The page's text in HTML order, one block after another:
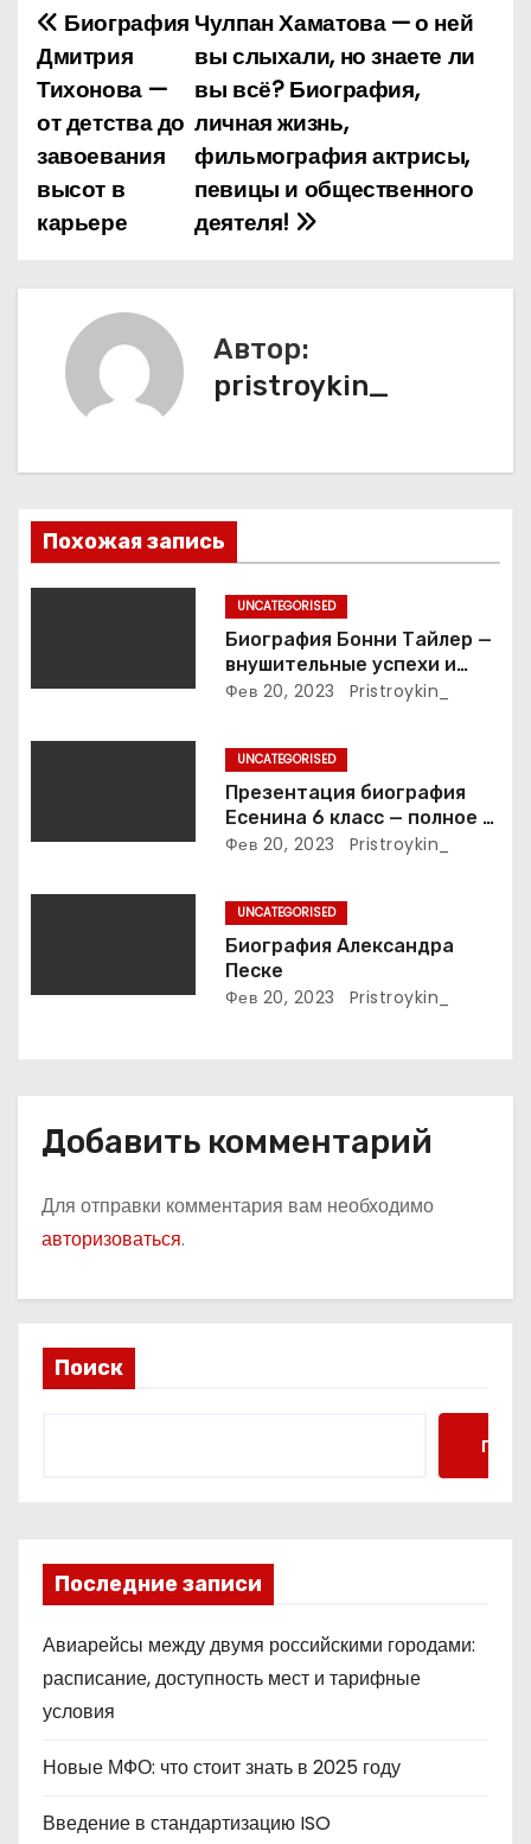
Н
а
в
и
г
а
п
о
з
п
и
я
Чулпан Хаматова — о ней
вы слыхали, но знаете ли
вы всё? Биография,
личная жизнь,
фильмография актрисы,
певицы и общественного
деятеля!
Биография
Дмитрия
Тихонова —
от детства до
завоевания
высот в
карьере
Автор:
pristroykin_
Похожая запись
UNCATEGORISED
Биография Бонни Тайлер —
внушительные успехи и
интимные подробности
Фев 20, 2023 Pristroykin_
UNCATEGORISED
Презентация биография
Есенина 6 класс — полное и
подробное описание жизни
Фев 20, 2023 Pristroykin_
UNCATEGORISED
Биография Александра
Песке
Фев 20, 2023 Pristroykin_
Добавить комментарий
Для отправки комментария вам необходимо
авторизоваться.
Поиск
Поиск
Последние записи
Авиарейсы между двумя российскими городами:
расписание, доступность мест и тарифные
условия
Новые МФО: что стоит знать в 2025 году
Введение в стандартизацию ISO